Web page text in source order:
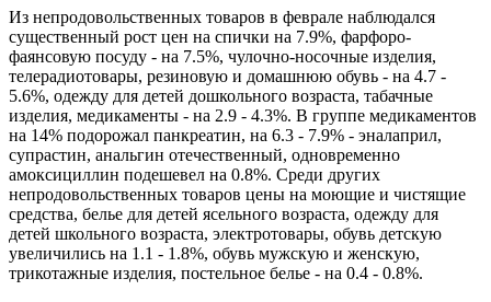
Из непродовольственных товаров в феврале наблюдался
существенный рост цен на спички на 7.9%, фарфоро-
фаянсовую посуду - на 7.5%, чулочно-носочные изделия,
телерадиотовары, резиновую и домашнюю обувь - на 4.7 -
5.6%, одежду для детей дошкольного возраста, табачные
изделия, медикаменты - на 2.9 - 4.3%. В группе медикаментов
на 14% подорожал панкреатин, на 6.3 - 7.9% - эналаприл,
супрастин, анальгин отечественный, одновременно
амоксициллин подешевел на 0.8%. Среди других
непродовольственных товаров цены на моющие и чистящие
средства, белье для детей ясельного возраста, одежду для
детей школьного возраста, электротовары, обувь детскую
увеличились на 1.1 - 1.8%, обувь мужскую и женскую,
трикотажные изделия, постельное белье - на 0.4 - 0.8%.